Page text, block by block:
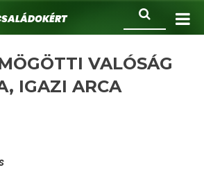
VALÓSÁG
IGAZI ARCA